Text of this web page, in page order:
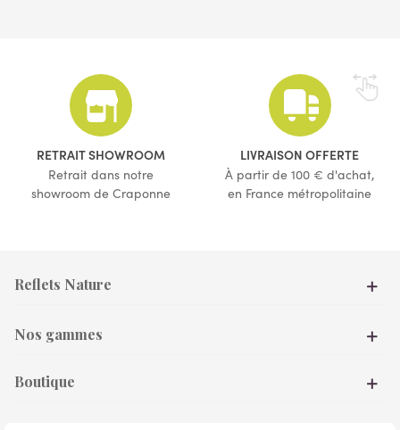
(34 avis)
RETRAIT SHOWROOM
Retrait dans notre
showroom de Craponne
LIVRAISON OFFERTE
À partir de 100 € d'achat,
en France métropolitaine
Reflets Nature
Nos gammes
Boutique